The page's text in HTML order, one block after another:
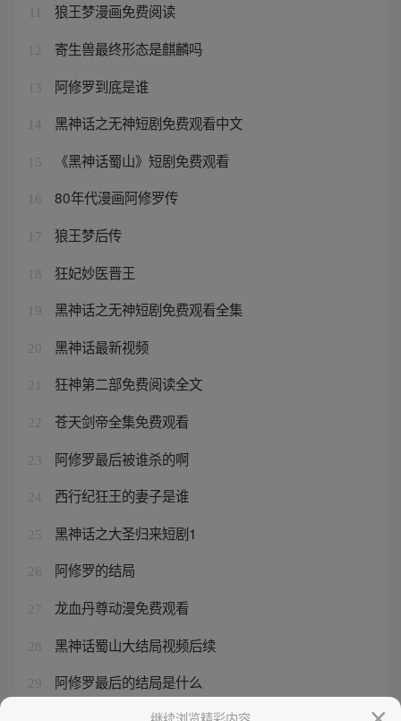
狼王梦漫画免费阅读
12 寄生兽最终形态是麒麟吗
13 阿修罗到底是谁
14 黑神话之无神短剧免费观看中文
15 《黑神话蜀山》短剧免费观看
16 80年代漫画阿修罗传
17 狼王梦后传
18 狂妃妙医晋王
19 黑神话之无神短剧免费观看全集
20 黑神话最新视频
21 狂神第二部免费阅读全文
22 苍天剑帝全集免费观看
23 阿修罗最后被谁杀的啊
24 西行纪狂王的妻子是谁
25 黑神话之大圣归来短剧1
26 阿修罗的结局
27 龙血丹尊动漫免费观看
28 黑神话蜀山大结局视频后续
29 阿修罗最后的结局是什么